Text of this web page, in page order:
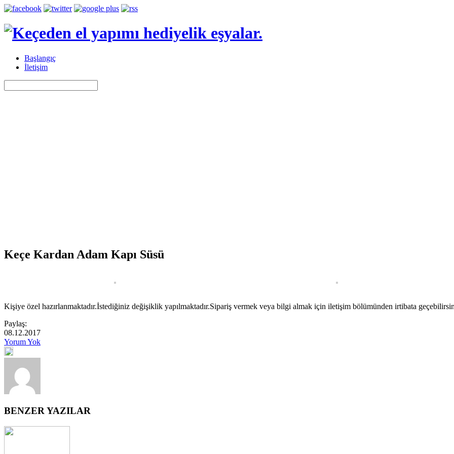
Başlangıç
İletişim
Keçe Kardan Adam Kapı Süsü
Kişiye özel hazırlanmaktadır.İstediğiniz değişiklik yapılmaktadır.Sipariş vermek veya bilgi almak için iletişim bölümünden irtibata
Paylaş:
08.12.2017
Yorum Yok
BENZER YAZILAR